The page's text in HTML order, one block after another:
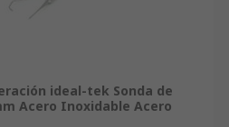
ideal-tek Sonda de
Acero Inoxidable Acero